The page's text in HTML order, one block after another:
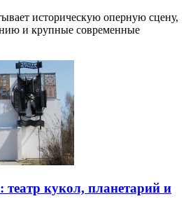
историческую оперную сцену,
и крупные современные
кукол, планетарий и